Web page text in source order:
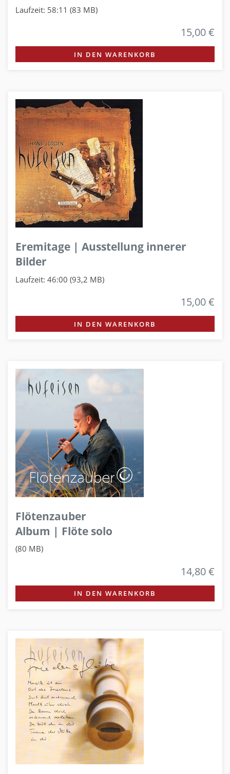
Laufzeit: 58:11 (83 MB)
15,00 €
IN DEN WARENKORB
Eremitage | Ausstellung innerer
Bilder
Laufzeit: 46:00 (93,2 MB)
15,00 €
IN DEN WARENKORB
Flötenzauber
Album | Flöte solo
(80 MB)
14,80 €
IN DEN WARENKORB